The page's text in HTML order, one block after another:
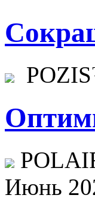
Июнь